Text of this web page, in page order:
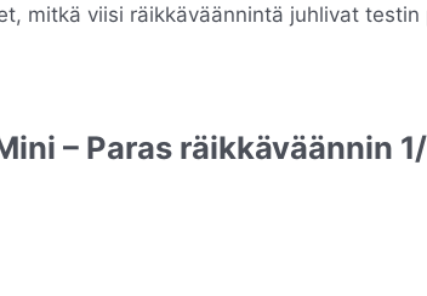
mitkä viisi räikkäväännintä juhlivat testin
– Paras räikkäväännin